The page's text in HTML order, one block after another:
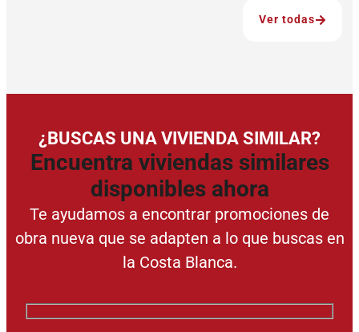
Ver todas
¿BUSCAS UNA VIVIENDA SIMILAR?
Encuentra viviendas similares
disponibles ahora
Te ayudamos a encontrar promociones de
obra nueva que se adapten a lo que buscas en
la Costa Blanca.